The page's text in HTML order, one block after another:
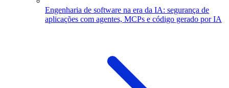
Engenharia de software na era da IA: segurança de
aplicações com agentes, MCPs e código gerado por IA